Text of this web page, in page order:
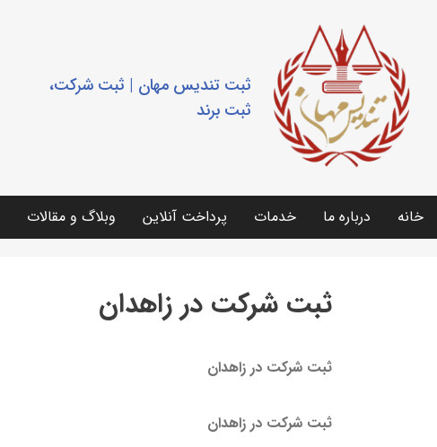
ثبت تندیس مهان | ثبت شرکت،
ثبت برند
خانه درباره ما خدمات پرداخت آنلاین وبلاگ و مقالات
ثبت شرکت در زاهدان
ثبت شرکت در زاهدان
ثبت شرکت در زاهدان